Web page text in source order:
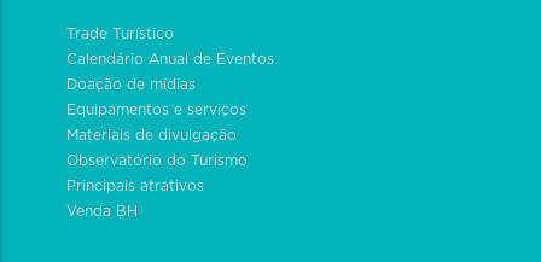
Trade Turístico
Calendário Anual de Eventos
Doação de mídias
Equipamentos e serviços
Materiais de divulgação
Observatório do Turismo
Principais atrativos
Venda BH